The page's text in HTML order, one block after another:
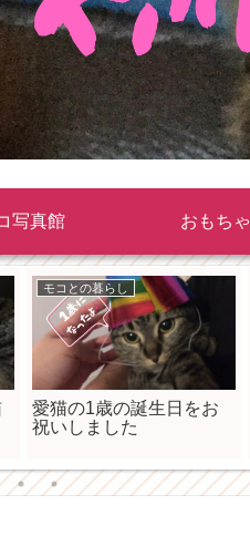
写真館 おもちゃ
モコとの暮らし
愛猫の1歳の誕生日をお
祝いしました